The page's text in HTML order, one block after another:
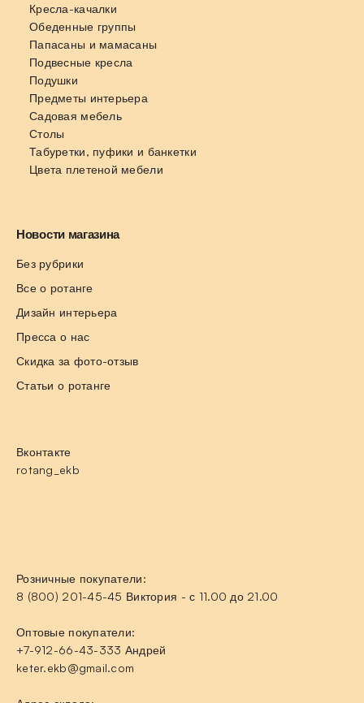
Кресла-качалки
Обеденные группы
Папасаны и мамасаны
Подвесные кресла
Подушки
Предметы интерьера
Садовая мебель
Столы
Табуретки, пуфики и банкетки
Цвета плетеной мебели
Новости магазина
Без рубрики
Все о ротанге
Дизайн интерьера
Пресса о нас
Скидка за фото-отзыв
Статьи о ротанге
Вконтакте
rotang_ekb
Розничные покупатели:
8 (800) 201-45-45 Виктория - с 11.00 до 21.00
Оптовые покупатели:
+7-912-66-43-333 Андрей
keter.ekb@gmail.com